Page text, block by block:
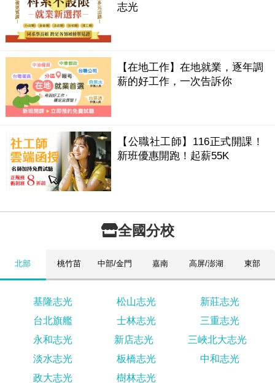
志光
【在地工作】在地就業，逐年調
薪的好工作，一次告訴你
【公職社工師】116正式開課！
新班優惠開跑！起薪55K
全國分校
北部 桃竹苗 中部/金門 嘉南 高屏/澎湖 東部
基隆志光 松山志光
新莊志光
台北旗艦
士林志光
三重志光
永和志光
新店志光
三峽北大志光
淡水志光
板橋志光
中和志光
政大志光
樹林志光